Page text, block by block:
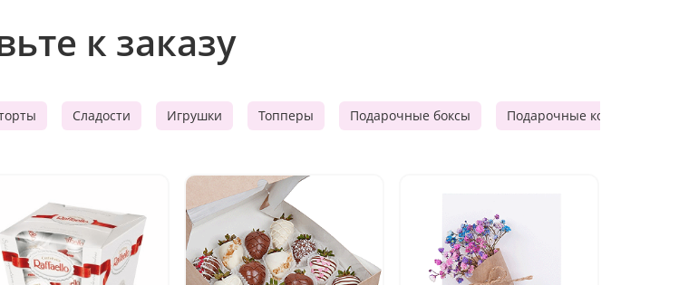
к заказу
Сладости Игрушки Топперы Подарочные боксы Подарочные корзины